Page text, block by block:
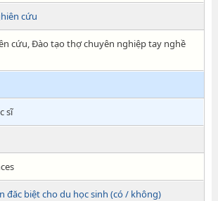
cứu
cứu, Đào tạo thợ chuyên nghiệp tay nghề
sĩ
đăc biệt cho du học sinh (có / không)